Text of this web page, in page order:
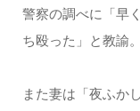
警察の調べに「早
ち殴った」と教諭。
また妻は「夜ふか